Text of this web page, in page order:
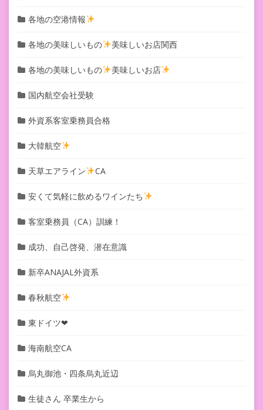
各地の空港情報
各地の美味しいもの 美味しいお店関西
各地の美味しいもの 美味しいお店
国内航空会社受験
外資系客室乗務員合格
大韓航空
天草エアライン CA
安くて気軽に飲めるワインたち
客室乗務員（CA）訓練！
成功、自己啓発、潜在意識
新卒ANAJAL外資系
春秋航空
東ドイツ❤︎
海南航空CA
烏丸御池・四条烏丸近辺
生徒さん 卒業生から